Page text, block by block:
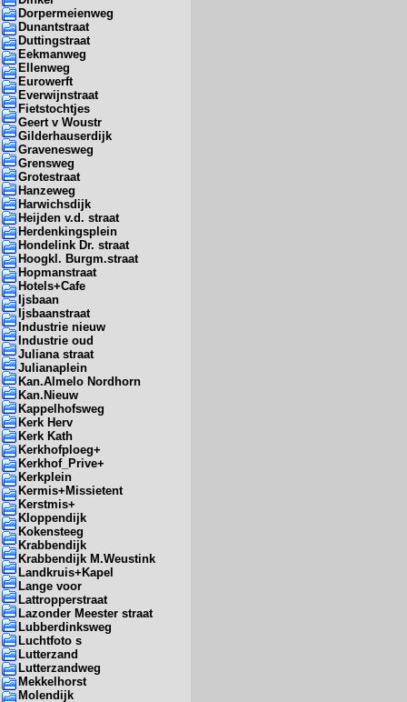
Dorpermeienweg
Dunantstraat
Duttingstraat
Eekmanweg
Ellenweg
Eurowerft
Everwijnstraat
Fietstochtjes
Geert v Woustr
Gilderhauserdijk
Gravenesweg
Grensweg
Grotestraat
Hanzeweg
Harwichsdijk
Heijden v.d. straat
Herdenkingsplein
Hondelink Dr. straat
Hoogkl. Burgm.straat
Hopmanstraat
Hotels+Cafe
Ijsbaan
Ijsbaanstraat
Industrie nieuw
Industrie oud
Juliana straat
Julianaplein
Kan.Almelo Nordhorn
Kan.Nieuw
Kappelhofsweg
Kerk Herv
Kerk Kath
Kerkhofploeg+
Kerkhof_Prive+
Kerkplein
Kermis+Missietent
Kerstmis+
Kloppendijk
Kokensteeg
Krabbendijk
Krabbendijk M.Weustink
Landkruis+Kapel
Lange voor
Lattropperstraat
Lazonder Meester straat
Lubberdinksweg
Luchtfoto s
Lutterzand
Lutterzandweg
Mekkelhorst
Molendijk